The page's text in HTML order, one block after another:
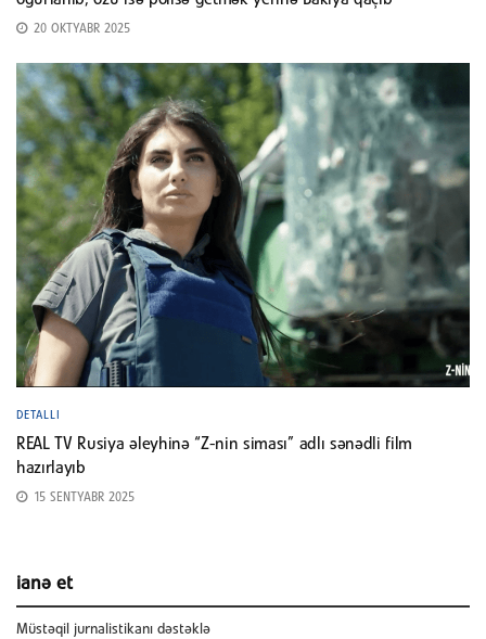
20 OKTYABR 2025
DETALLI
REAL TV Rusiya əleyhinə “Z-nin siması” adlı sənədli film
hazırlayıb
15 SENTYABR 2025
ianə et
Müstəqil jurnalistikanı dəstəklə